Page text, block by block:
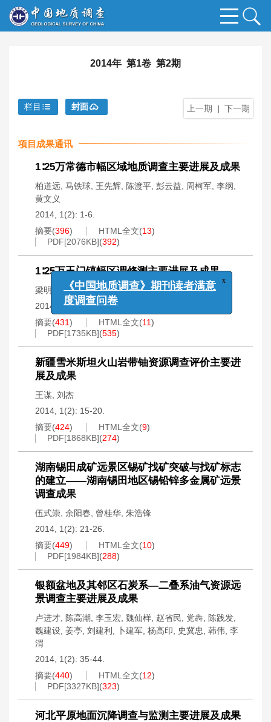
2014年 第1卷 第2期
上一期 | 下一期
栏目 封面
项目成果通讯
1∶25万常德市幅区域地质调查主要进展及成果
柏道远 马铁球 王先辉 陈渡平 彭云益 周柯军 李纲
黄文义
2014, 1(2): 1-6.
摘要(396) HTML全文(13)
PDF[2076KB](392)
1∶25万玉门镇幅区调修测主要进展及成果
梁明宏 ,霍勤知,李海林
2014, 1(2): 7-14.
摘要(431) HTML全文(11)
PDF[1735KB](535)
新疆雪米斯坦火山岩带铀资源调查评价主要进
展及成果
王谋 刘杰
2014, 1(2): 15-20.
摘要(424) HTML全文(9)
PDF[1868KB](274)
湖南锡田成矿远景区锡矿找矿突破与找矿标志
的建立——湖南锡田地区锡铅锌多金属矿远景
调查成果
伍式崇 余阳春 曾桂华 朱浩锋
2014, 1(2): 21-26.
摘要(449) HTML全文(10)
PDF[1984KB](288)
银额盆地及其邻区石炭系—二叠系油气资源远
景调查主要进展及成果
卢进才 陈高潮 李玉宏 魏仙样 赵省民 党犇 陈践发
魏建设 姜亭 刘建利 卜建军 杨高印 史冀忠 韩伟 李
渭
2014, 1(2): 35-44.
摘要(440) HTML全文(12)
PDF[3327KB](323)
河北平原地面沉降调查与监测主要进展及成果
《中国地质调查》期刊读者满意
度调查问卷